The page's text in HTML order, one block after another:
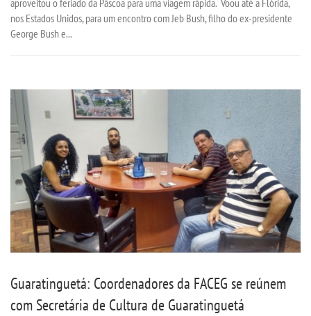
nos Estados Unidos, para um encontro com Jeb Bush, filho do ex-presidente
George Bush e...
Guaratinguetá: Coordenadores da FACEG se reúnem
com Secretária de Cultura de Guaratinguetá